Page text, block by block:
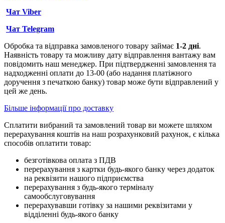
Чат Viber
Чат Telegram
Обробка та відправка замовленого товару займає 1-2 дні.
Наявність товару та можливу дату відправлення вантажу вам
повідомить наш менеджер. При підтвердженні замовлення та
надходженні оплати до 13-00 (або надання платіжного
доручення з печаткою банку) товар може бути відправлений у
цей же день.
Більше інформації про доставку
Сплатити вибраний та замовлений товар ви можете шляхом
перерахування коштів на наш розрахунковий рахунок, є кілька
способів оплатити товар:
безготівкова оплата з ПДВ
перерахування з картки будь-якого банку через додаток
на реквізити нашого підприємства
перерахування з будь-якого терміналу
самообслуговування
перерахувавши готівку за нашими реквізитами у
відділенні будь-якого банку